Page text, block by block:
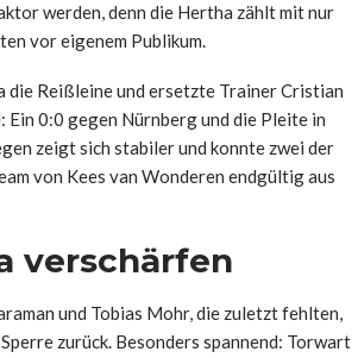
werden, denn die Hertha zählt mit nur
vor eigenem Publikum.
Reißleine und ersetzte Trainer Cristian
0:0 gegen Nürnberg und die Pleite in
zeigt sich stabiler und konnte zwei der
von Kees van Wonderen endgültig aus
verschärfen
und Tobias Mohr, die zuletzt fehlten,
zurück. Besonders spannend: Torwart